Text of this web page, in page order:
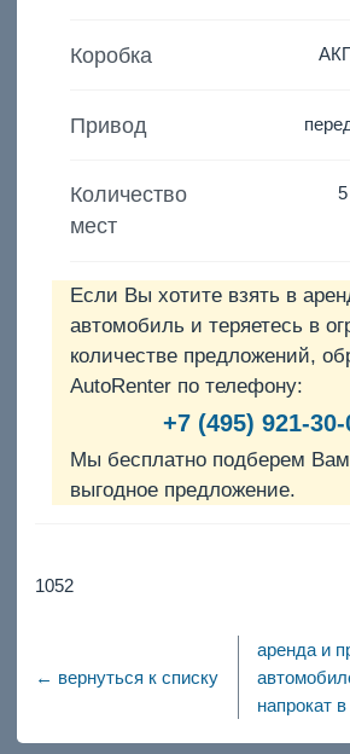
Коробка
Привод
Количество
мест
5
Если Вы хотите взять в
автомобиль и теряетесь в
количестве предложений,
AutoRenter по телефону:
+7 (495) 921-30-
Мы бесплатно подберем
выгодное предложение.
1052
← вернуться к списку
аренда и
напрокат